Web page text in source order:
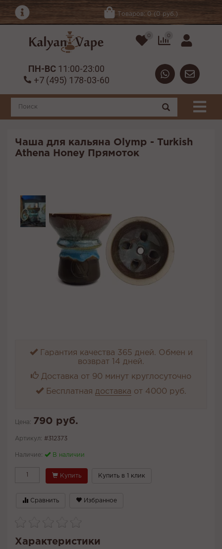
Товаров: 0 (0 руб.)
0 0
ПН-ВС 11:00-23:00
+7 (495) 178-03-60
Чаша для кальяна Olymp - Turkish
Athena Honey Прямоток
Гарантия качества 365 дней. Обмен и
возврат 14 дней.
Доставка от 90 минут круглосуточно
Бесплатная доставка от 4000 руб.
Цена: 790 руб.
Артикул: #312373
Наличие: В наличии
Купить Купить в 1 клик
Сравнить Избранное
Характеристики